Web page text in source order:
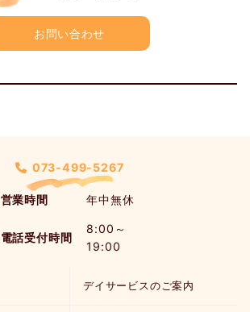
お問い合わせ
073-499-5267
営業時間 年中無休
電話受付時間
8:00～
19:00
デイサービスのご案内